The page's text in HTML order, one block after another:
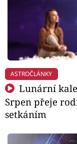
ASTROČLÁNKY
Lunární
Srpen přeje
setkáním